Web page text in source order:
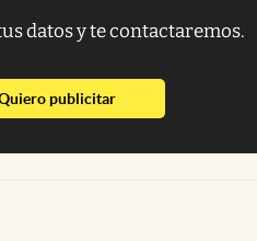
datos y te contactaremos.
publicitarabre en nueva pestaña